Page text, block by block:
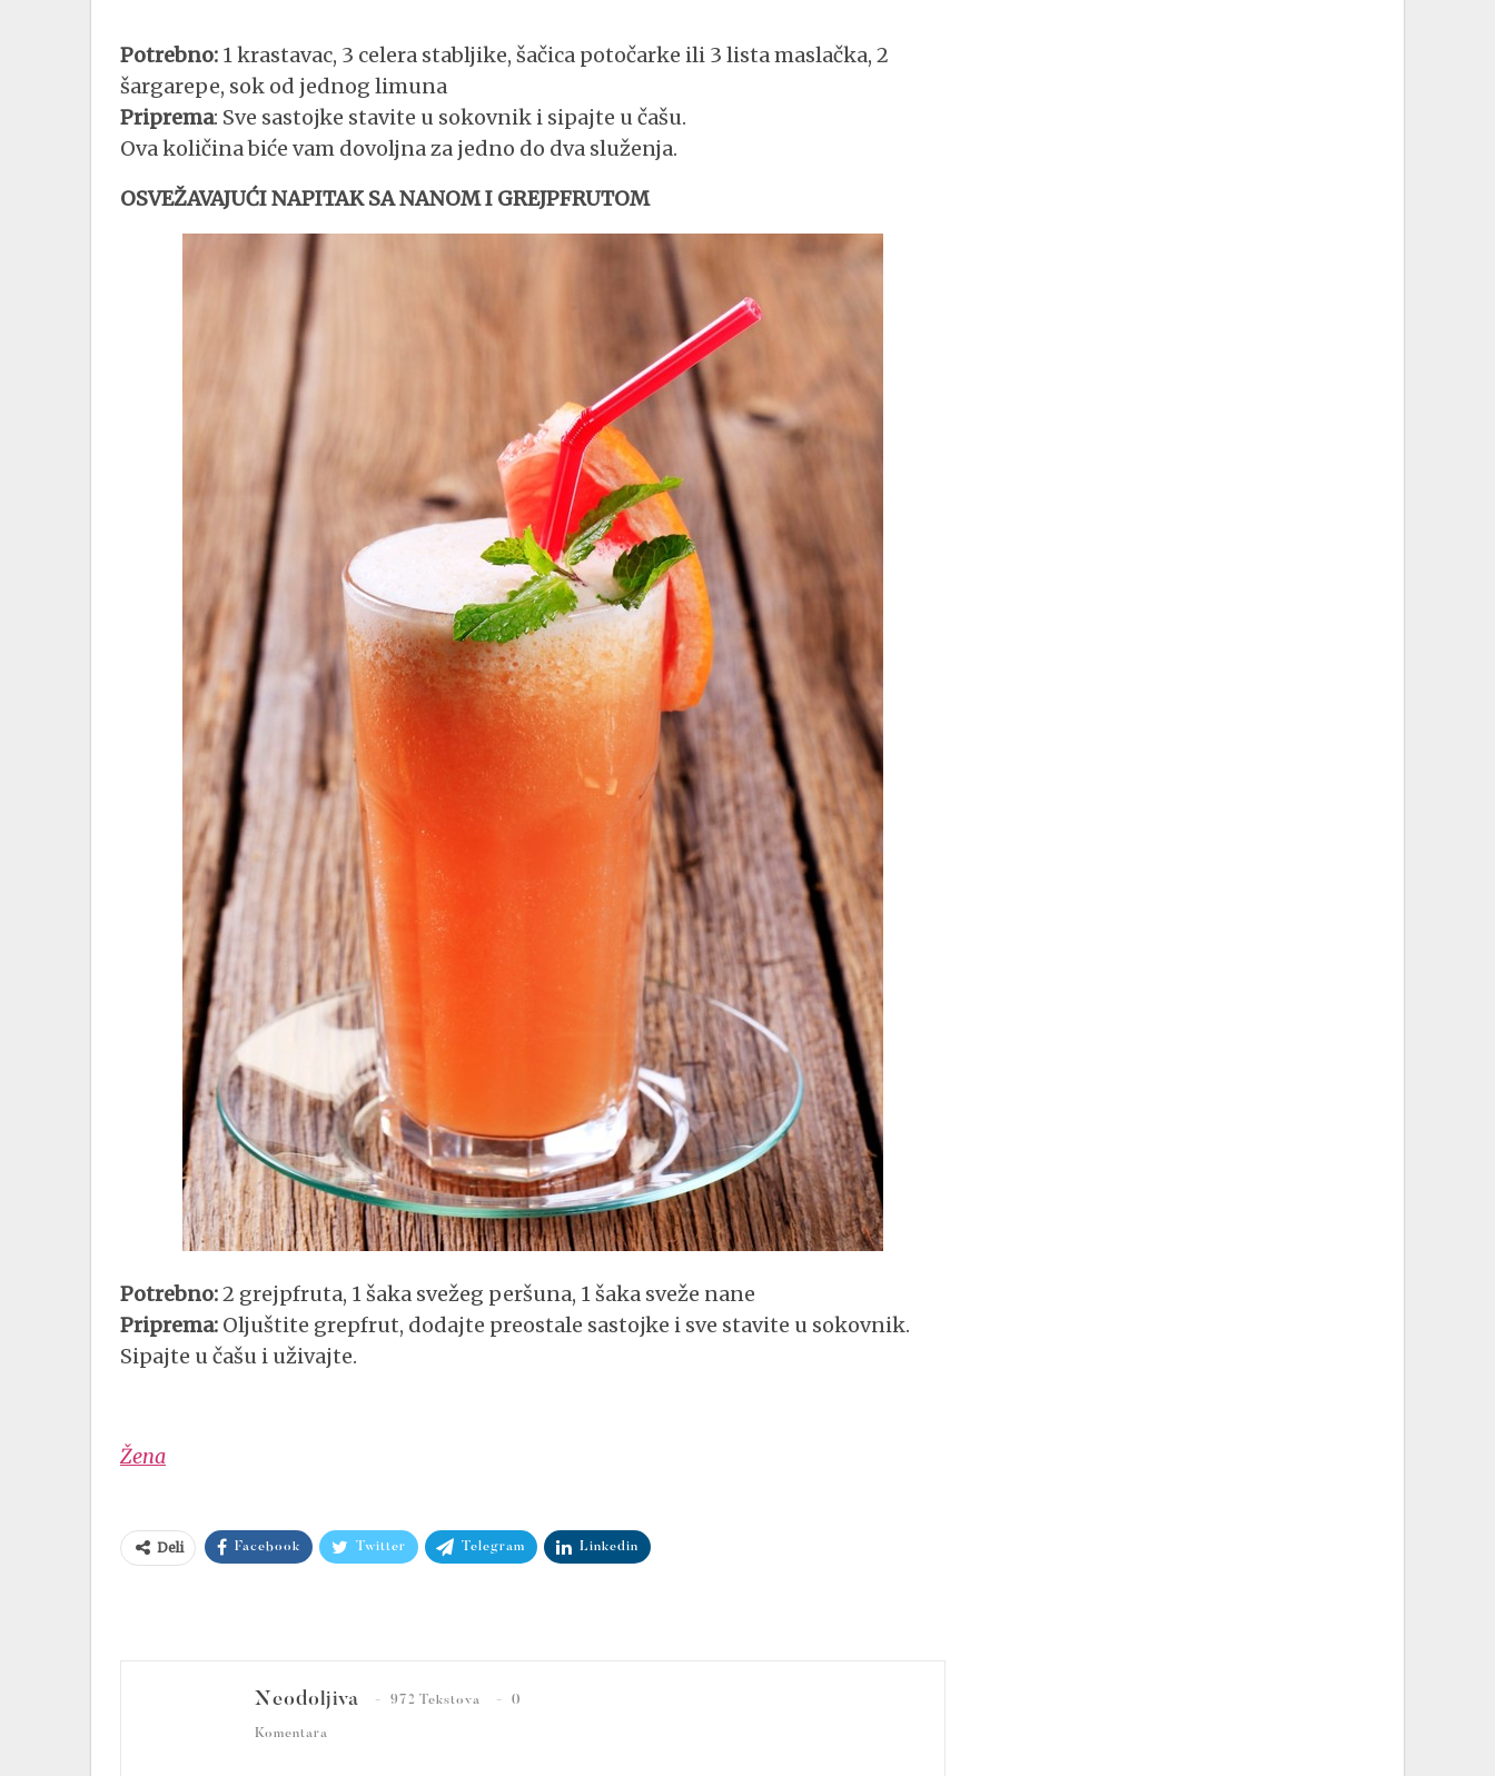
Potrebno: 1 krastavac, 3 celera stabljike, šačica potočarke ili 3 lista maslačka, 2
šargarepe, sok od jednog limuna
Priprema: Sve sastojke stavite u sokovnik i sipajte u čašu.
Ova količina biće vam dovoljna za jedno do dva služenja.
OSVEŽAVAJUĆI NAPITAK SA NANOM I GREJPFRUTOM
Potrebno:2 grejpfruta, 1 šaka svežeg peršuna, 1 šaka sveže nane
Priprema: Oljuštite grepfrut, dodajte preostale sastojke i sve stavite u sokovnik.
Sipajte u čašu i uživajte.
Žena
Deli Facebook Twitter Telegram Linkedin
Neodoljiva 972 Tekstova 0
Komentara